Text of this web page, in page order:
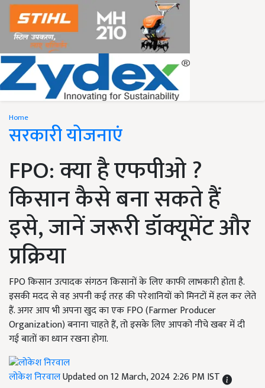
Home
सरकारी योजनाएं
FPO: क्या है एफपीओ ?
किसान कैसे बना सकते हैं
इसे, जानें जरूरी डॉक्यूमेंट और
प्रक्रिया
FPO किसान उत्पादक संगठन किसानों के लिए काफी लाभकारी होता है.
इसकी मदद से वह अपनी कई तरह की परेशानियों को मिनटों में हल कर लेते
हैं. अगर आप भी अपना खुद का एक FPO (Farmer Producer
Organization) बनाना चाहते हैं, तो इसके लिए आपको नीचे खबर में दी
गई बातों का ध्यान रखना होगा.
लोकेश निरवालUpdated on 12 March, 2024 2:26 PM IST